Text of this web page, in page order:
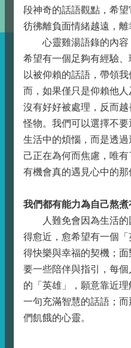
段神奇的話語觀點，希望
彷彿離負面情緒越遠，離
心靈雞湯語錄的內容
希望有一個足夠有經驗
以被仰賴的話語，帶領
而，如果僅只是仰賴他人
沒有好好被處理，反而
怪物。我們可以選擇不
生活中的煩惱，而是透
己正在為何而焦慮，唯
有機會真的遇見心中的那
我們都有能力為自己熬
人難免會因為生活的
得愈近，愈希望有一個
得快樂與幸福的契機；
要一些陪伴與指引，每
的「英雄」，願意靠近
一句充滿智慧的話語；
們飢餓的心靈。